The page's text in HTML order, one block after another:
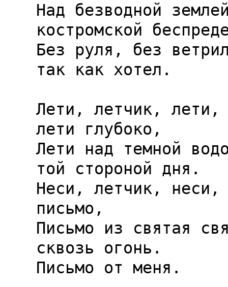
Над безводной
костромской
Без руля, без
так как хотел.
Лети, летчик, лети,
лети глубоко,
Лети над темной
той стороной дня.
Неси, летчик, неси,
письмо,
Письмо из святая
сквозь огонь.
Письмо от меня.